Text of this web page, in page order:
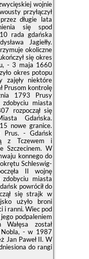
wojnie
przyłączył
długie lata
się spod
rada gdańska
Jagiełły.
okoliczne
się okres
- 3 maja 1660
okres potopu
zajęły niektóre
Prusom kontrolę
1793 Prusy
miasta
rozpoczął się
Gdańska.
nowe granice.
Prus. - Gdańsk
z Tczewem i
Szczecinem. W
konnego do
Schleswig-
II wojnę
miasta
powrócił do
się strajk w
użyło broni
i ranni. Wiec pod
podpaleniem
został
Nobla, - w 1987
Jan Paweł II. W
do rangi